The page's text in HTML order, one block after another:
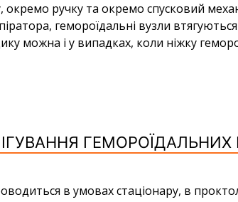
ручку та окремо спусковий
гемороїдальні вузли
можна і у випадках, коли ніжку
ГЕМОРОЇДАЛЬНИХ
в умовах стаціонару, в